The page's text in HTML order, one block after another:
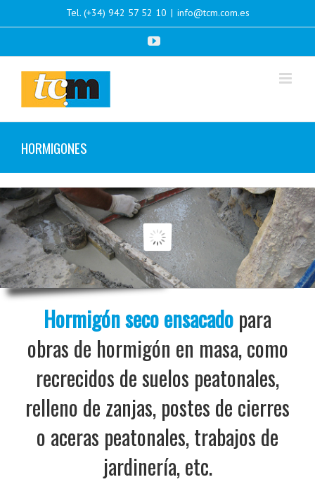
Tel. (+34) 942 57 52 10 | info@tcm.com.es
YouTube
HORMIGONES
Hormigón seco ensacado para
obras de hormigón en masa, como
recrecidos de suelos peatonales,
relleno de zanjas, postes de cierres
o aceras peatonales, trabajos de
jardinería, etc.